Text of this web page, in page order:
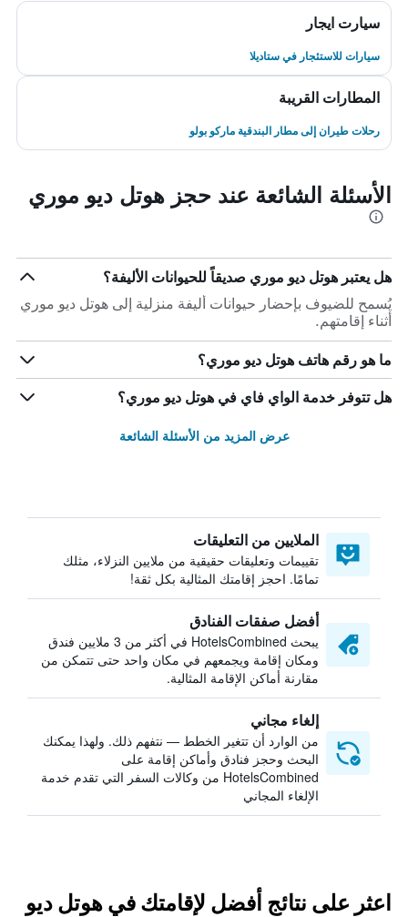
سيارت ايجار
سيارات للاستئجار في ستاديلا
المطارات القريبة
رحلات طيران إلى مطار البندقية ماركو بولو
الأسئلة الشائعة عند حجز هوتل ديو موري
هل يعتبر هوتل ديو موري صديقاً للحيوانات الأليفة؟
يُسمح للضيوف بإحضار حيوانات أليفة منزلية إلى هوتل ديو موري
أثناء إقامتهم.
ما هو رقم هاتف هوتل ديو موري؟
هل تتوفر خدمة الواي فاي في هوتل ديو موري؟
عرض المزيد من الأسئلة الشائعة
الملايين من التعليقات
تقييمات وتعليقات حقيقية من ملايين النزلاء، مثلك
تمامًا. احجز إقامتك المثالية بكل ثقة!
أفضل صفقات الفنادق
يبحث HotelsCombined في أكثر من 3 ملايين فندق
ومكان إقامة ويجمعهم في مكان واحد حتى تتمكن من
مقارنة أماكن الإقامة المثالية.
إلغاء مجاني
من الوارد أن تتغير الخطط — نتفهم ذلك. ولهذا يمكنك
البحث وحجز فنادق وأماكن إقامة على
HotelsCombined من وكالات السفر التي تقدم خدمة
الإلغاء المجاني
اعثر على نتائج أفضل لإقامتك في هوتل ديو